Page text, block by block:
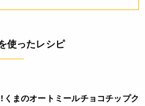
使ったレシピ
まのオートミールチョコチップク